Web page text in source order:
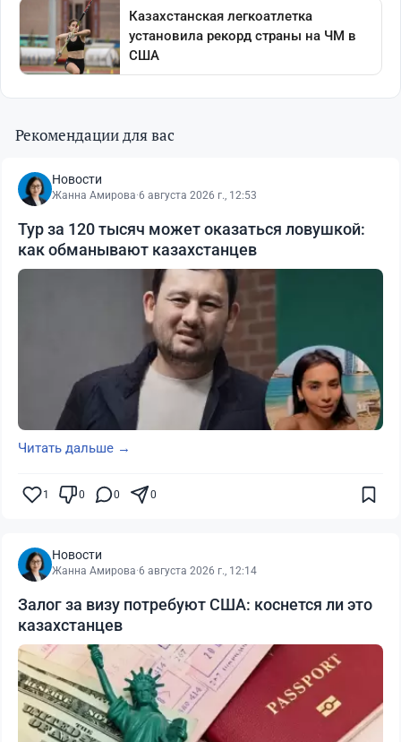
Рекомендации для вас
Новости
Жанна Амирова·6 августа 2026 г., 12:53
Тур за 120 тысяч может оказаться ловушкой:
как обманывают казахстанцев
Читать дальше →
1 0 0 0
Новости
Жанна Амирова·6 августа 2026 г., 12:14
Залог за визу потребуют США: коснется ли это
казахстанцев